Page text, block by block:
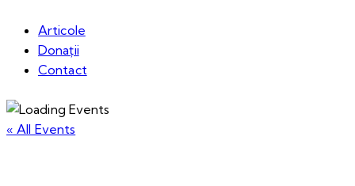
Articole
Donații
Contact
« All Events